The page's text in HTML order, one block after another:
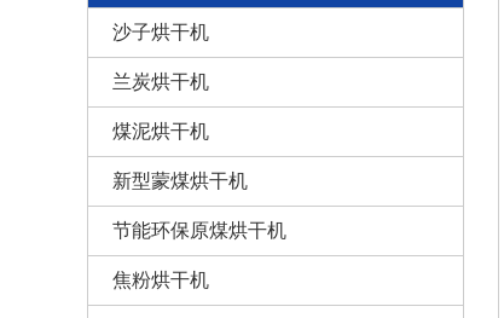
沙子烘干机
兰炭烘干机
煤泥烘干机
新型蒙煤烘干机
节能环保原煤烘干机
焦粉烘干机